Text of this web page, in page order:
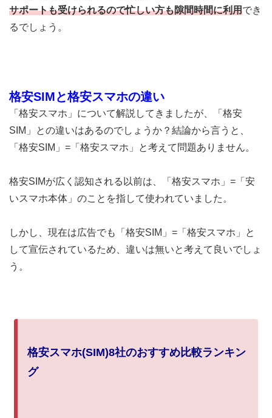
サポートも受けられるので忙しい方も隙間時間に利用でき
るでしょう。
格安SIMと格安スマホの違い
「格安スマホ」について解説してきましたが、「格安
SIM」との違いはあるのでしょうか？結論から言うと、
「格安SIM」=「格安スマホ」と考えて問題ありません。
格安SIMが広く認知される以前は、「格安スマホ」=「安
いスマホ本体」のことを指して使われていました。
しかし、現在は広告でも「格安SIM」=「格安スマホ」と
して宣伝されているため、 違いは無いと考えて良いでしょ
う。
格安スマホ(SIM)8社のおすすめ比較ランキン
グ